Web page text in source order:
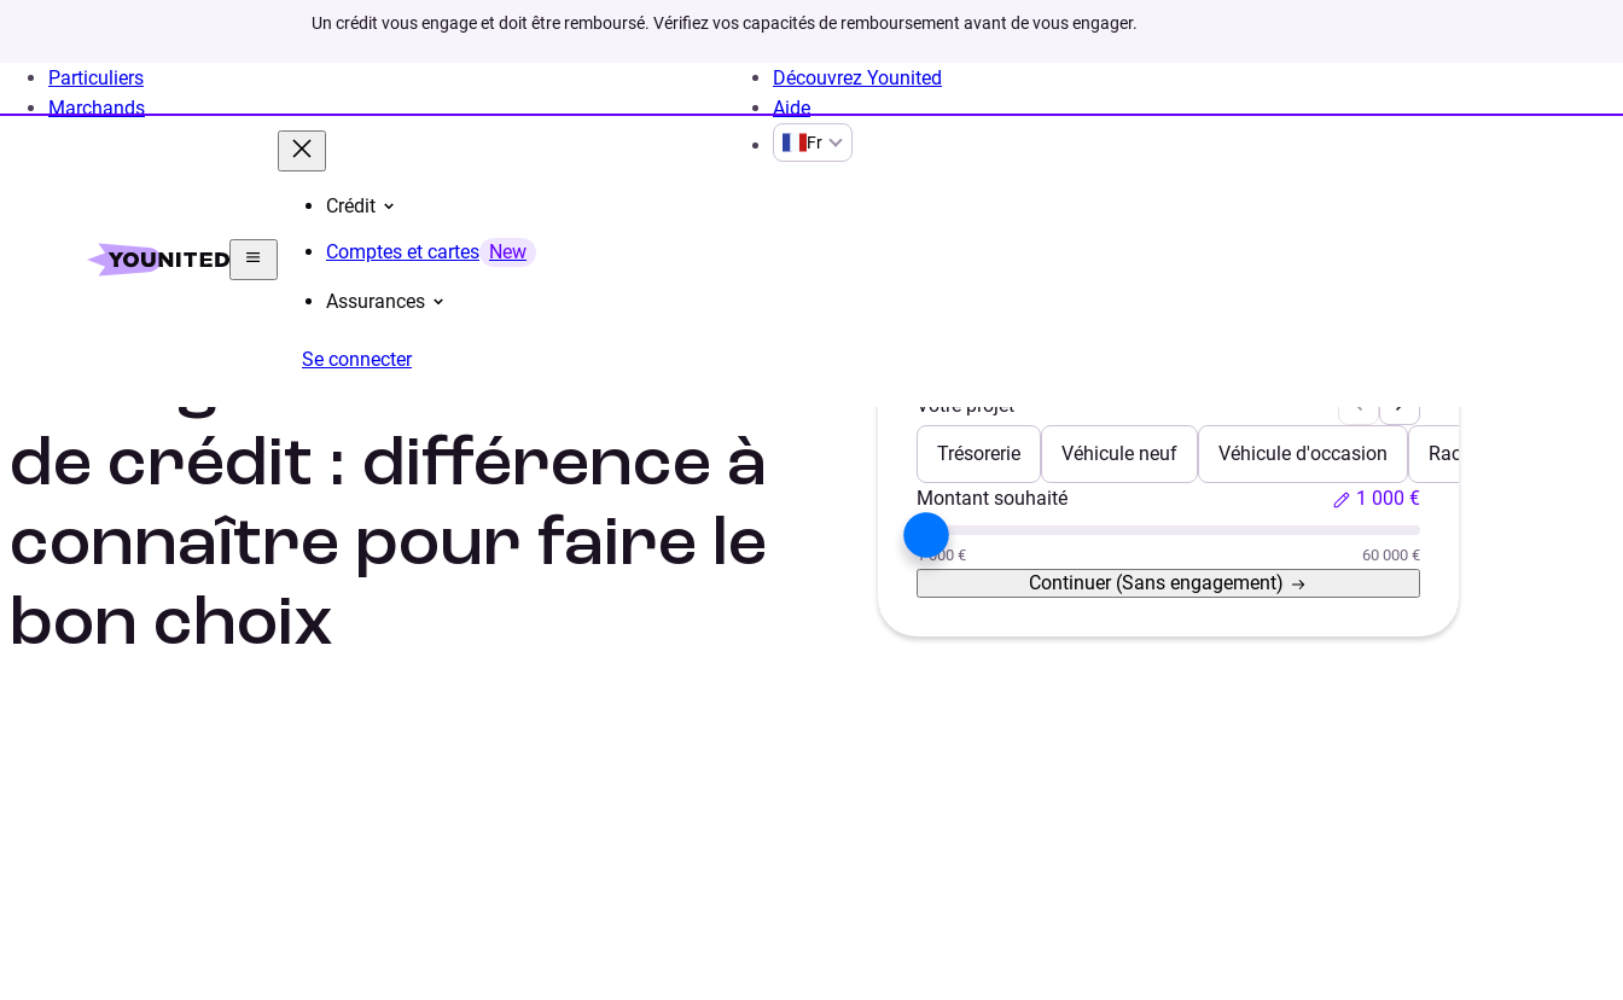
Un crédit vous engage et doit être remboursé. Vérifiez vos capacités de remboursement avant de vous engager.
Particuliers
Marchands
Découvrez Younited
Aide
Fr
Crédit
Comptes et cartes New
Assurances
Se connecter
Home Rachat de crédit Infos Renégociation rachat de crédit différence
Renégociation et rachat
de crédit : différence à
connaître pour faire le
bon choix
Votre projet
Trésorerie Véhicule neuf Véhicule d'occasion Rachat de crédits
Montant souhaité
1 000 €
1 000 € 60 000 €
Continuer (Sans engagement)